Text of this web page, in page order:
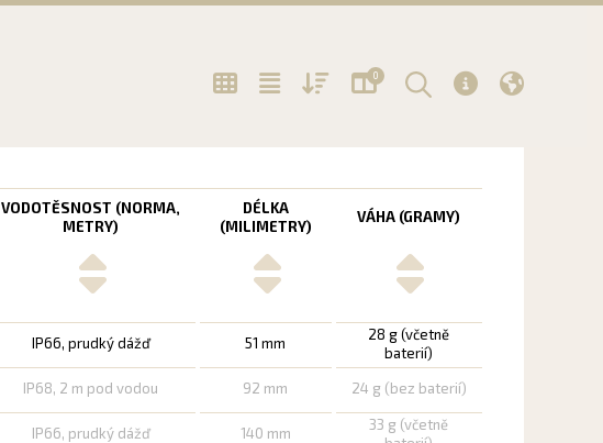
0
VODOTĚSNOST (NORMA,
METRY)
DÉLKA
(MILIMETRY)
VÁHA (GRAMY)
IP66, prudký dážď 51 mm
28 g (včetně
baterií)
IP68, 2 m pod vodou 92 mm 24 g (bez baterií)
IP66, prudký dážď 140 mm
33 g (včetně